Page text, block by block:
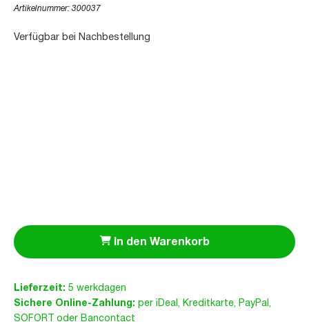
Artikelnummer:300037
Verfügbar bei Nachbestellung
In den Warenkorb
Lieferzeit: 5 werkdagen
Sichere Online-Zahlung: per iDeal, Kreditkarte, PayPal,
SOFORT oder Bancontact